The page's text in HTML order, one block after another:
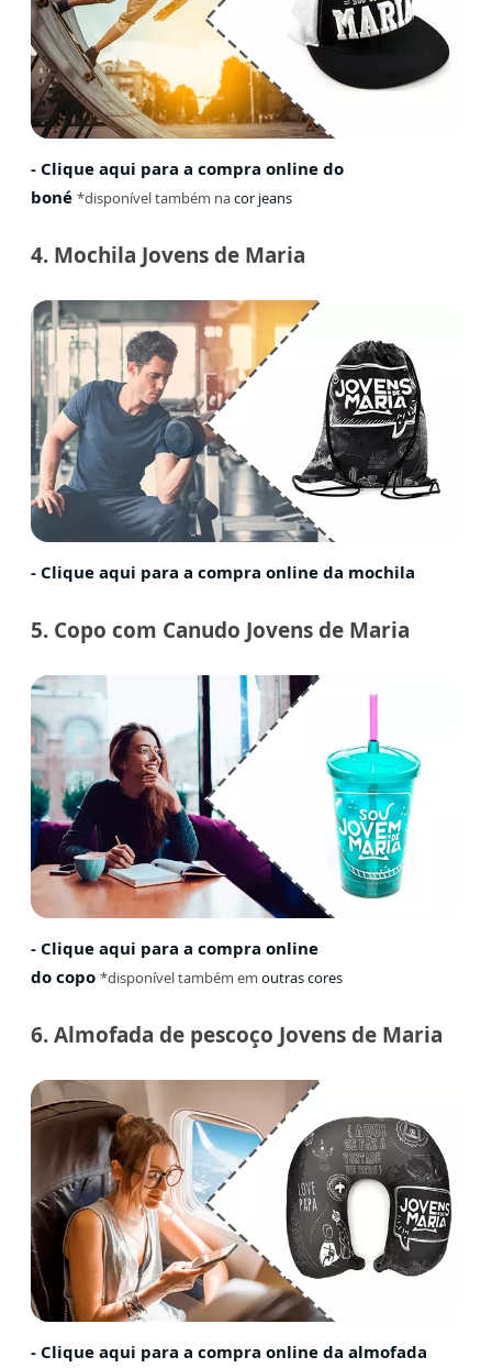
- Clique aqui para a compra online do
boné *disponível também nacor jeans
4. Mochila Jovens de Maria
- Clique aqui para a compra online da mochila
5. Copo com Canudo Jovens de Maria
- Clique aqui para a compra online
do copo *disponível também em outras cores
6. Almofada de pescoço Jovens de Maria
- Clique aqui para a compra online da almofada